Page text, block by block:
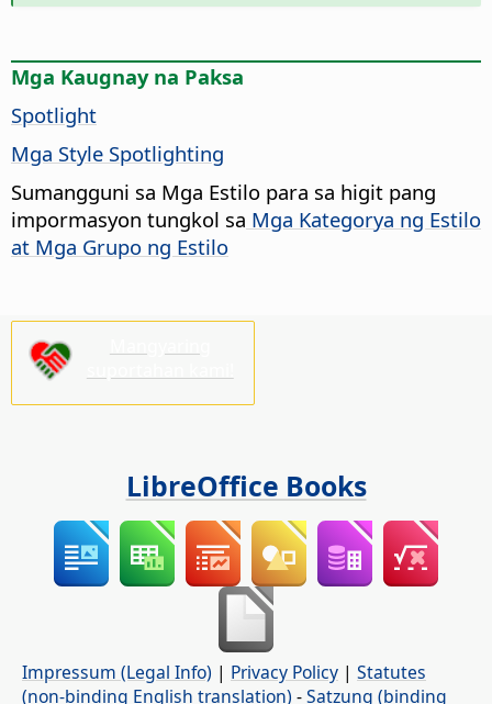
Mga Kaugnay na Paksa
Spotlight
Mga Style Spotlighting
Sumangguni sa Mga Estilo para sa higit pang
impormasyon tungkol sa Mga Kategorya ng Estilo
at Mga Grupo ng Estilo
LibreOffice Books
Impressum (Legal Info) | Privacy Policy | Statutes
(non-binding English translation) -Satzung (binding